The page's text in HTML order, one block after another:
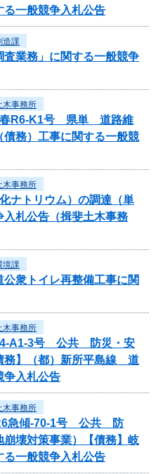
る一般競争入札公告
造課
査業務」に関する一般競争
木事務所
春R6-K1号 県単 道路維
務）工事に関する一般競
木事務所
ナトリウム）の調達（単
札公告（揖斐土木事務
境課
公衆トイレ再整備工事に関
木事務所
A1-3号 公共 防災・安
務】（都）新所平島線 道
争入札公告
木事務所
急傾-70-1号 公共 防
壊対策事業）【債務】岐
一般競争入札公告